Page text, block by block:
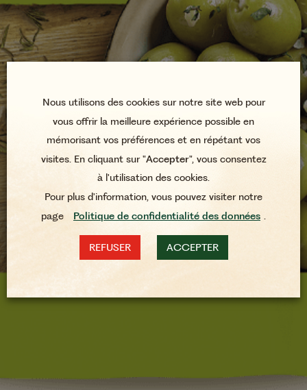
Nous utilisons des cookies sur notre site web pour
vous offrir la meilleure expérience possible en
mémorisant vos préférences et en répétant vos
visites. En cliquant sur "Accepter", vous consentez
à l'utilisation des cookies.
Pour plus d'information, vous pouvez visiter notre
page
Politique de confidentialité des données .
REFUSER ACCEPTER